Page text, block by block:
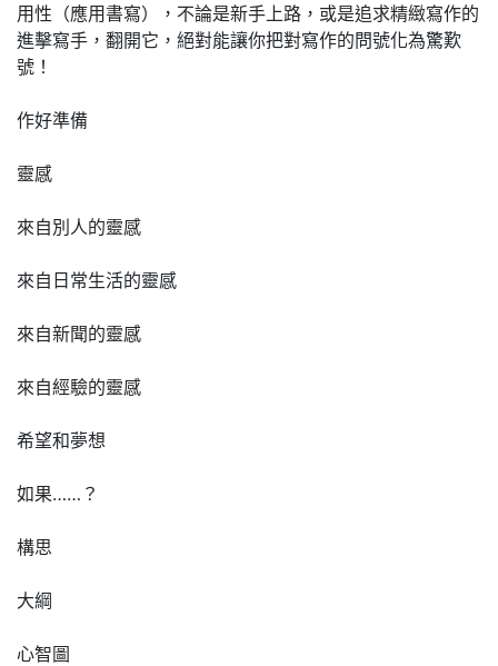
用性（應用書寫），不論是新手上路，或是追求精緻寫作的
進擊寫手，翻開它，絕對能讓你把對寫作的問號化為驚歎
號！
作好準備
靈感
來自別人的靈感
來自日常生活的靈感
來自新聞的靈感
來自經驗的靈感
希望和夢想
如果……？
構思
大綱
心智圖